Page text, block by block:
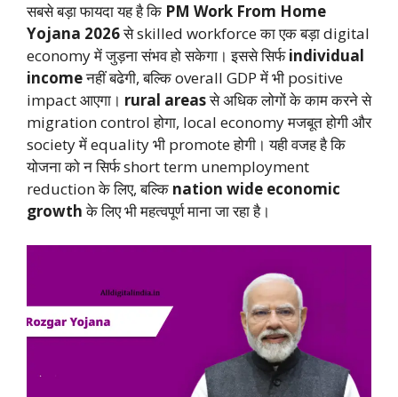
सबसे बड़ा फायदा यह है कि PM Work From Home
Yojana 2026से skilled workforce का एक बड़ा digital
economy में जुड़ना संभव हो सकेगा। इससे सिर्फindividual
incomeनहीं बढेगी, बल्कि overall GDP में भी positive
impact आएगा। rural areasसे अधिक लोगों के काम करने से
migration control होगा, local economy मजबूत होगी और
society में equality भी promote होगी। यही वजह है कि
योजना को न सिर्फ short term unemployment
reduction के लिए, बल्कि nation wide economic
growthके लिए भी महत्वपूर्ण माना जा रहा है।